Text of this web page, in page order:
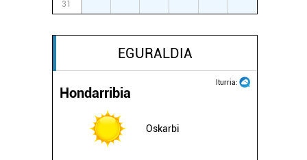
31
EGURALDIA
Iturria:
Hondarribia
Oskarbi